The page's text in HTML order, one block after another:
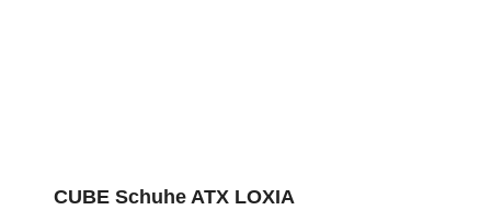
CUBE Schuhe ATX LOXIA